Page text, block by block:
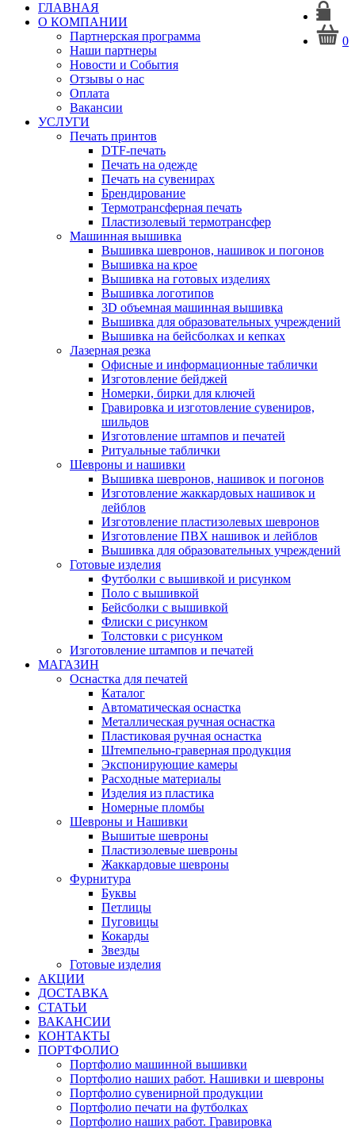
0
ГЛАВНАЯ
О КОМПАНИИ
Партнерская программа
Наши партнеры
Новости и События
Отзывы о нас
Оплата
Вакансии
УСЛУГИ
Печать принтов
DTF-печать
Печать на одежде
Печать на сувенирах
Брендирование
Термотрансферная печать
Пластизолевый термотрансфер
Машинная вышивка
Вышивка шевронов, нашивок и погонов
Вышивка на крое
Вышивка на готовых изделиях
Вышивка логотипов
3D объемная машинная вышивка
Вышивка для образовательных учреждений
Вышивка на бейсболках и кепках
Лазерная резка
Офисные и информационные таблички
Изготовление бейджей
Номерки, бирки для ключей
Гравировка и изготовление сувениров,
шильдов
Изготовление штампов и печатей
Ритуальные таблички
Шевроны и нашивки
Вышивка шевронов, нашивок и погонов
Изготовление жаккардовых нашивок и
лейблов
Изготовление пластизолевых шевронов
Изготовление ПВХ нашивок и лейблов
Вышивка для образовательных учреждений
Готовые изделия
Футболки с вышивкой и рисунком
Поло с вышивкой
Бейсболки с вышивкой
Флиски с рисунком
Толстовки с рисунком
Изготовление штампов и печатей
МАГАЗИН
Оснастка для печатей
Каталог
Автоматическая оснастка
Металлическая ручная оснастка
Пластиковая ручная оснастка
Штемпельно-граверная продукция
Экспонирующие камеры
Расходные материалы
Изделия из пластика
Номерные пломбы
Шевроны и Нашивки
Вышитые шевроны
Пластизолевые шевроны
Жаккардовые шевроны
Фурнитура
Буквы
Петлицы
Пуговицы
Кокарды
Звезды
Готовые изделия
АКЦИИ
ДОСТАВКА
СТАТЬИ
ВАКАНСИИ
КОНТАКТЫ
ПОРТФОЛИО
Портфолио машинной вышивки
Портфолио наших работ. Нашивки и шевроны
Портфолио сувенирной продукции
Портфолио печати на футболках
Портфолио наших работ. Гравировка